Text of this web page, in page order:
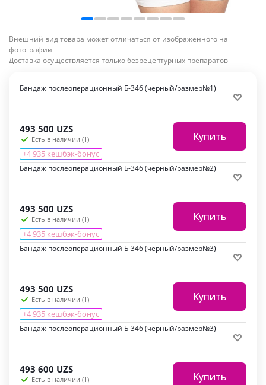
Внешний вид товара может отличаться от изображённого на
фотографии
Доставка осуществляется только безрецептурных препаратов
Бандаж послеоперационный Б-346 (черный/размер№1)
493 500 UZS
Есть в наличии (1)
+4 935 кешбэк-бонус
Купить
Бандаж послеоперационный Б-346 (черный/размер№2)
493 500 UZS
Есть в наличии (1)
+4 935 кешбэк-бонус
Купить
Бандаж послеоперационный Б-346 (черный/размер№3)
493 500 UZS
Есть в наличии (1)
+4 935 кешбэк-бонус
Купить
Бандаж послеоперационный Б-346 (черный/размер№3)
493 600 UZS
Есть в наличии (1) Купить